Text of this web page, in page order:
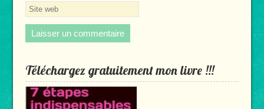
Téléchargez gratuitement mon livre !!!